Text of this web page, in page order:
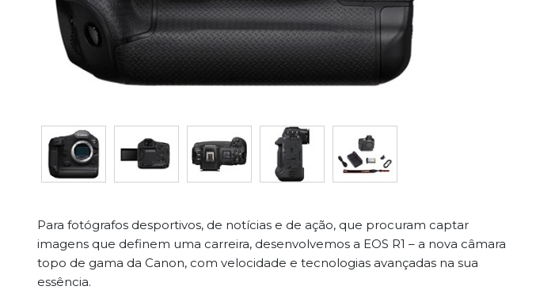
Para fotógrafos desportivos, de notícias e de ação, que procuram captar
imagens que definem uma carreira, desenvolvemos a EOS R1 – a nova câmara
topo de gama da Canon, com velocidade e tecnologias avançadas na sua
essência.